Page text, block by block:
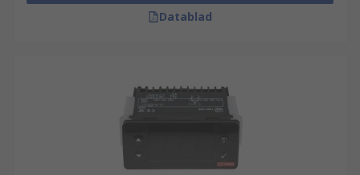
440 V AC
Utforska det breda utbudet av digitala
panelmätare som RS Components erbjuder och
beställ idag för gratis leverans nästa dag.
Datablad